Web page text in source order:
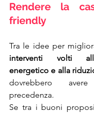
Rendere la
friendly
interventi volti
dovrebbero
precedenza.
Se tra i buoni